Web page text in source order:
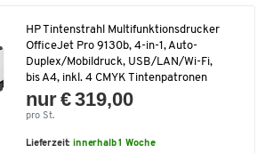
HP Tintenstrahl Multifunktionsdrucker
OfficeJet Pro 9130b, 4-in-1, Auto-
Duplex/Mobildruck, USB/LAN/Wi-Fi,
bis A4, inkl. 4 CMYK Tintenpatronen
nur € 319,00
pro St.
Lieferzeit:innerhalb 1 Woche